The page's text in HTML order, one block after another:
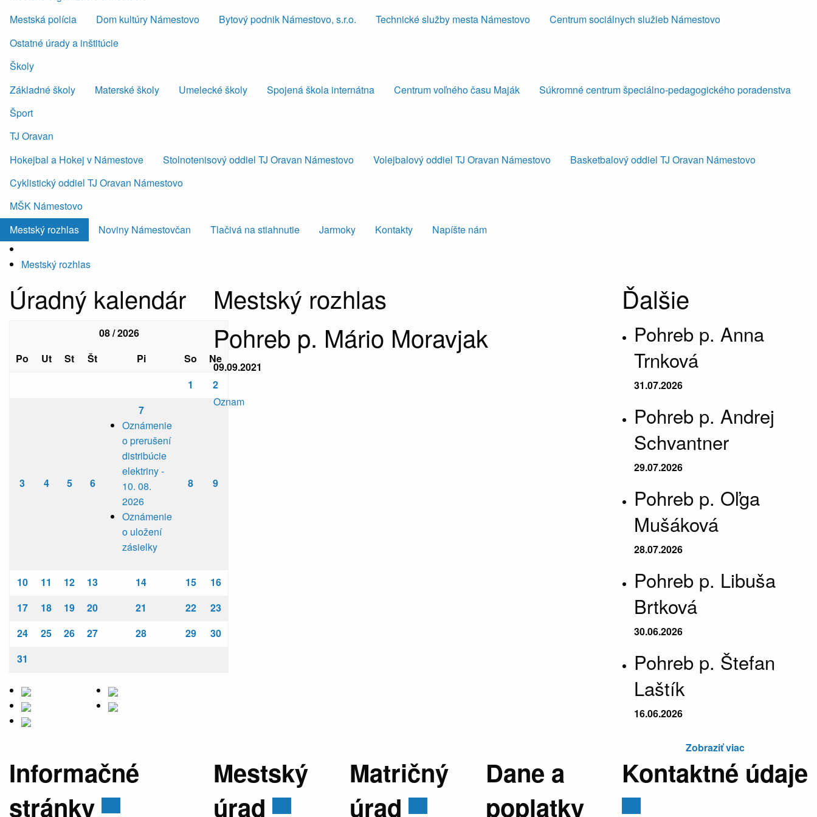
Mestská polícia
Dom kultúry Námestovo Bytový podnik Námestovo, s.r.o. Technické služby mesta Námestovo
Centrum sociálnych služieb Námestovo
Ostatné úrady a inštitúcie
Školy
Základné školy
Materské školy Umelecké školy Spojená škola internátna Centrum voľného času Maják
Súkromné centrum špeciálno-pedagogického poradenstva
Šport
TJ Oravan
Hokejbal a Hokej v Námestove
Stolnotenisový oddiel TJ Oravan Námestovo Volejbalový oddiel TJ Oravan Námestovo
Basketbalový oddiel TJ Oravan Námestovo
Cyklistický oddiel TJ Oravan Námestovo
MŠK Námestovo
Mestský rozhlas
Noviny Námestovčan Tlačivá na stiahnutie Jarmoky Kontakty Napíšte nám
Mestský rozhlas
Úradný kalendár
08 / 2026
Po
Ut St Št Pi So
Ne
1
2
3 4 5 6
7
Oznámenie
o prerušení
distribúcie
elektriny -
10. 08.
2026
Oznámenie
o uložení
zásielky
8 9
10 11 12 13 14 15
16
17
18 19 20 21 22
23
24
25 26 27 28 29
30
31
Mestský rozhlas
Pohreb p. Mário Moravjak
09.09.2021
Oznam
Ďalšie
Pohreb p. Anna
Trnková
31.07.2026
Pohreb p. Andrej
Schvantner
29.07.2026
Pohreb p. Oľga
Mušáková
28.07.2026
Pohreb p. Libuša
Brtková
30.06.2026
Pohreb p. Štefan
Laštík
16.06.2026
Zobraziť viac
Informačné
stránky
Mestský
úrad
Matričný
úrad
Dane a
poplatky
Kontaktné údaje